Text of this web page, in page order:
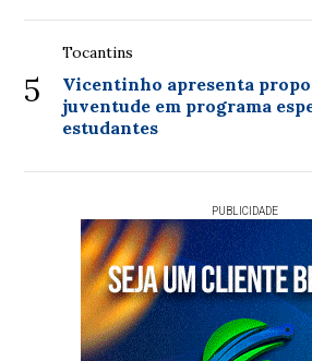
5
Tocantins
Vicentinho apresenta
juventude em programa
estudantes
PUBLICIDADE